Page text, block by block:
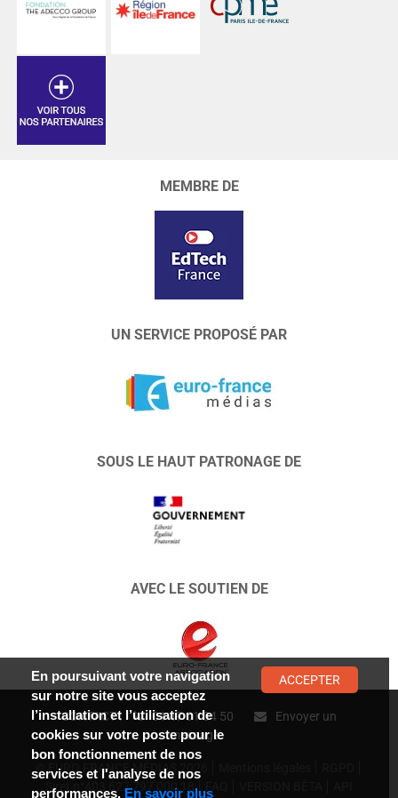
MEMBRE DE
UN SERVICE PROPOSÉ PAR
SOUS LE HAUT PATRONAGE DE
AVEC LE SOUTIEN DE
CONTACT : 01 47 01 34 50
Envoyer un
message
© EURO FRANCE MÉDIAS 2026
Siret n°403 627 797 000 18
En poursuivant votre navigation
sur notre site vous acceptez
l’installation et l’utilisation de
cookies sur votre poste pour le
bon fonctionnement de nos
services et l'analyse de nos
performances. En savoir plus
ACCEPTER